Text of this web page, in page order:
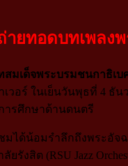
อดบทเพลงพ
สมเด็จพระบรมชนกาธิเ
อร์ ในเย็นวันพุธที่ 4 ธั
ารศึกษาด้านดนตรี
ได้น้อมรำลึกถึงพระอั
สิต (RSU Jazz